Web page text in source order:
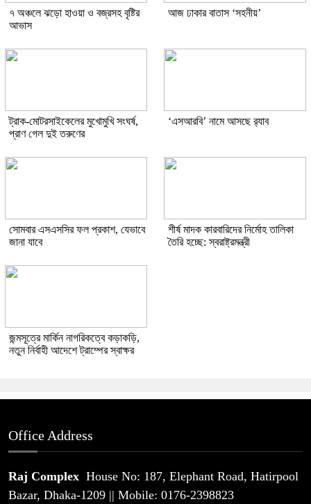
৭ অঞ্চলে ঝড়ো হাওয়া ও বজ্রসহ বৃষ্টির
আভাস
আজ ঢাকার বাতাস ‘সহনীয়’
ট্রাক-মোটরসাইকেলের মুখোমুখি সংঘর্ষ,
প্রাণ গেল দুই তরুণের
‘এসআরবি’ নামে আসছে র‌্যাব
সোমবার এসএসসির ফল প্রকাশ, যেভাবে
জানা যাবে
শীর্ষ মাদক কারবারিদের নির্মোহ তালিকা
তৈরি হচ্ছে: স্বরাষ্ট্রমন্ত্রী
জন্মসূত্রে মার্কিন নাগরিকত্বে কড়াকড়ি,
নতুন নির্বাহী আদেশে ট্রাম্পের স্বাক্ষর
Office Address
Raj Complex House No: 187, Elephant Road, Hatirpool
Bazar, Dhaka-1209 || Mobile: 0176-2398823